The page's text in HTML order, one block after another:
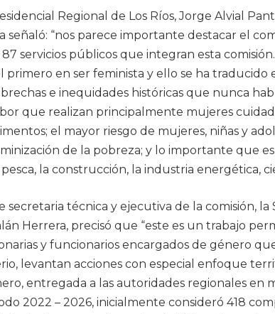
Regional de Los Ríos, Jorge Alvial
señaló: “nos parece importante destacar el
servicios públicos que integran esta
primero en ser feminista y ello se ha traducido
e inequidades históricas que nunca
que realizan principalmente mujeres
el mayor riesgo de mujeres, niñas y
de la pobreza; y lo importante que
la construcción, la industria energética,
secretaria técnica y ejecutiva de la comisión,
Herrera, precisó que “este es un trabajo
y funcionarios encargados de género
levantan acciones con especial enfoque
entregada a las autoridades regionales en
2022 – 2026, inicialmente consideró 418